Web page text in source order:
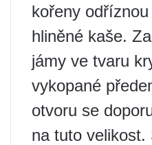
kořeny
hliněné kaše.
jámy ve tvaru
vykopané
otvoru se
na tuto